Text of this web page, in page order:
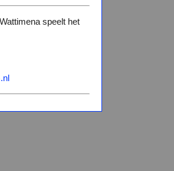
speelt het